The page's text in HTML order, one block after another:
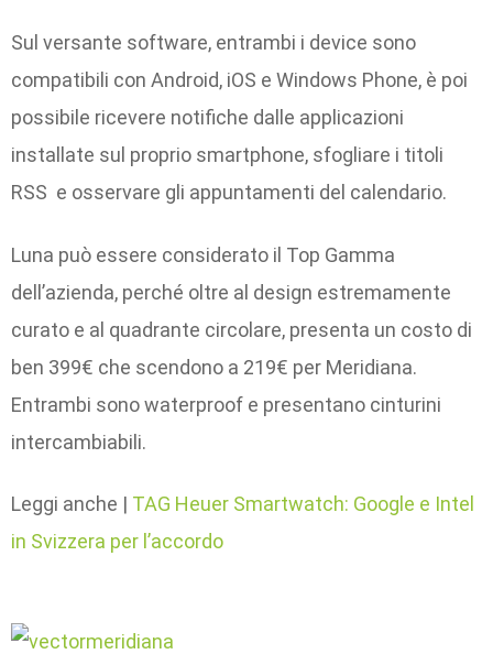
Sul versante software, entrambi i device sono
compatibili con Android, iOS e Windows Phone, è poi
possibile ricevere notifiche dalle applicazioni
installate sul proprio smartphone, sfogliare i titoli
RSS e osservare gli appuntamenti del calendario.
Luna può essere considerato il Top Gamma
dell’azienda, perché oltre al design estremamente
curato e al quadrante circolare, presenta un costo di
ben 399€ che scendono a 219€ per Meridiana.
Entrambi sono waterproof e presentano cinturini
intercambiabili.
Leggi anche | TAG Heuer Smartwatch: Google e Intel
in Svizzera per l’accordo